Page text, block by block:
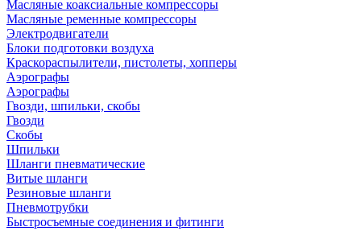
Масляные коаксиальные компрессоры
Масляные ременные компрессоры
Электродвигатели
Блоки подготовки воздуха
Краскораспылители, пистолеты, хопперы
Аэрографы
Аэрографы
Гвозди, шпильки, скобы
Гвозди
Скобы
Шпильки
Шланги пневматические
Витые шланги
Резиновые шланги
Пневмотрубки
Быстросъемные соединения и фитинги